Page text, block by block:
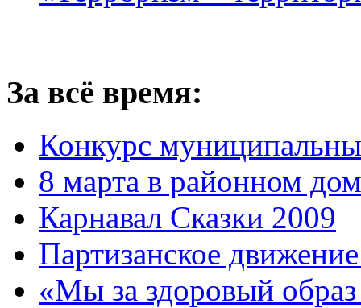
За всё время:
Конкурс
8 марта в районном
Карнавал Сказки 2009
Партизанское
«Мы за здоровый